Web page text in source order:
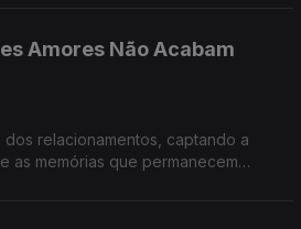
Amores Não Acabam
relacionamentos, captando a
as memórias que permanecem